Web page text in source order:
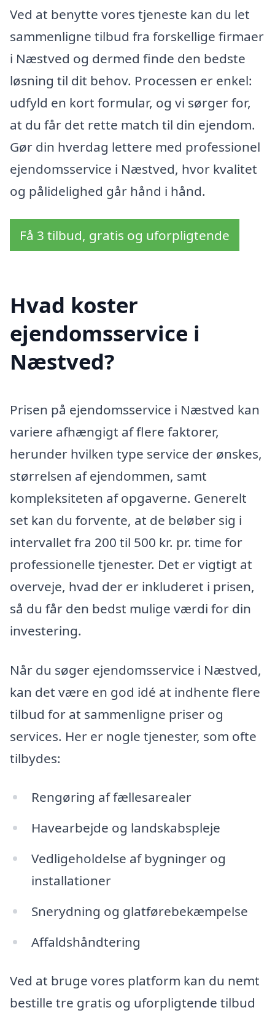
Ved at benytte vores tjeneste kan du let
sammenligne tilbud fra forskellige firmaer
i Næstved og dermed finde den bedste
løsning til dit behov. Processen er enkel:
udfyld en kort formular, og vi sørger for,
at du får det rette match til din ejendom.
Gør din hverdag lettere med professionel
ejendomsservice i Næstved, hvor kvalitet
og pålidelighed går hånd i hånd.
Få 3 tilbud, gratis og uforpligtende
Hvad koster
ejendomsservice i
Næstved?
Prisen på ejendomsservice i Næstved kan
variere afhængigt af flere faktorer,
herunder hvilken type service der ønskes,
størrelsen af ejendommen, samt
kompleksiteten af opgaverne. Generelt
set kan du forvente, at de beløber sig i
intervallet fra 200 til 500 kr. pr. time for
professionelle tjenester. Det er vigtigt at
overveje, hvad der er inkluderet i prisen,
så du får den bedst mulige værdi for din
investering.
Når du søger ejendomsservice i Næstved,
kan det være en god idé at indhente flere
tilbud for at sammenligne priser og
services. Her er nogle tjenester, som ofte
tilbydes:
Rengøring af fællesarealer
Havearbejde og landskabspleje
Vedligeholdelse af bygninger og
installationer
Snerydning og glatførebekæmpelse
Affaldshåndtering
Ved at bruge vores platform kan du nemt
bestille tre gratis og uforpligtende tilbud